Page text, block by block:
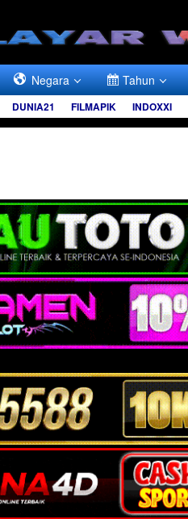
Negara Tahun
DUNIA21 FILMAPIK INDOXXI